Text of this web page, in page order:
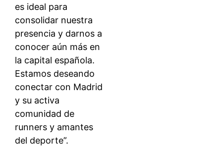
es ideal para
consolidar nuestra
presencia y darnos a
conocer aún más en
la capital española.
Estamos deseando
conectar con Madrid
y su activa
comunidad de
runners y amantes
del deporte”.